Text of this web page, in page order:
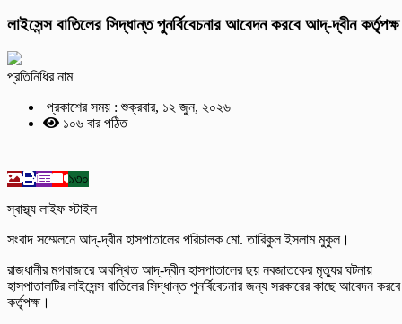
লাইসেন্স বাতিলের সিদ্ধান্ত পুনর্বিবেচনার আবেদন করবে আদ্-দ্বীন কর্তৃপক্ষ
প্রতিনিধির নাম
প্রকাশের সময় : শুক্রবার, ১২ জুন, ২০২৬
১০৬ বার পঠিত
১৩০
স্বাস্থ্য লাইফ স্টাইল
সংবাদ সম্মেলনে আদ্-দ্বীন হাসপাতালের পরিচালক মো. তারিকুল ইসলাম মুকুল।
রাজধানীর মগবাজারে অবস্থিত আদ্-দ্বীন হাসপাতালের ছয় নবজাতকের মৃত্যুর ঘটনায়
হাসপাতালটির লাইসেন্স বাতিলের সিদ্ধান্ত পুনর্বিবেচনার জন্য সরকারের কাছে আবেদন করবে
কর্তৃপক্ষ।